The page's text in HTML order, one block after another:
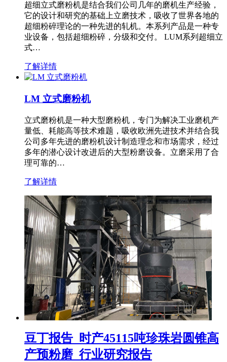
超细立式磨粉机是结合我们公司几年的磨机生产经验，
它的设计和研究的基础上立磨技术，吸收了世界各地的
超细粉碎理论的一种先进的轧机。本系列产品是一种专
业设备，包括超细粉碎，分级和交付。 LUM系列超细立
式…
了解详情
LM 立式磨粉机
立式磨粉机是一种大型磨粉机，专门为解决工业磨机产
量低、耗能高等技术难题，吸收欧洲先进技术并结合我
公司多年先进的磨粉机设计制造理念和市场需求，经过
多年的潜心设计改进后的大型粉磨设备。立磨采用了合
理可靠的…
了解详情
豆丁报告_时产45115吨珍珠岩圆锥高
产预粉磨_行业研究报告